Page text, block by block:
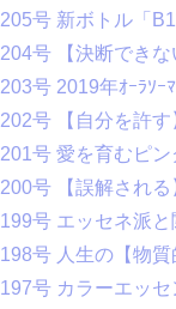
205号 新ボトル「
204号 【決断でき
203号 2019年ｵｰﾗｿ
202号 【自分を許
201号 愛を育むピ
200号 【誤解され
199号 エッセネ派
198号 人生の【物
197号 カラーエッ